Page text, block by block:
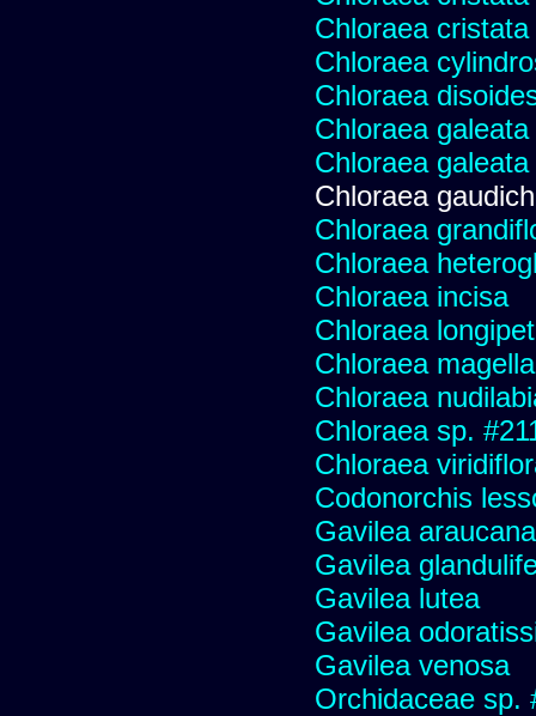
Chloraea
Chloraea
Chloraea
Chloraea galeata
Chloraea galeata
Chloraea
Chloraea
Chloraea
Chloraea incisa
Chloraea
Chloraea
Chloraea
Chloraea sp.
Chloraea
Codonorchis
Gavilea araucana
Gavilea
Gavilea lutea
Gavilea
Gavilea venosa
Orchidaceae sp.